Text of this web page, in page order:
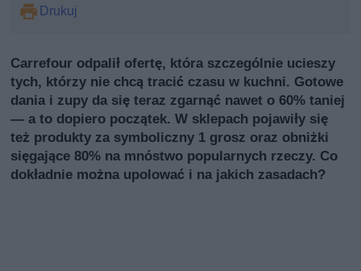
Drukuj
Carrefour odpalił ofertę, która szczególnie ucieszy
tych, którzy nie chcą tracić czasu w kuchni. Gotowe
dania i zupy da się teraz zgarnąć nawet o 60% taniej
— a to dopiero początek. W sklepach pojawiły się
też produkty za symboliczny 1 grosz oraz obniżki
sięgające 80% na mnóstwo popularnych rzeczy. Co
dokładnie można upolować i na jakich zasadach?